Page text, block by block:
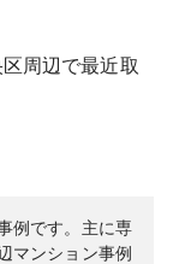
周辺で最近取
例です。 主に専
マンション事例